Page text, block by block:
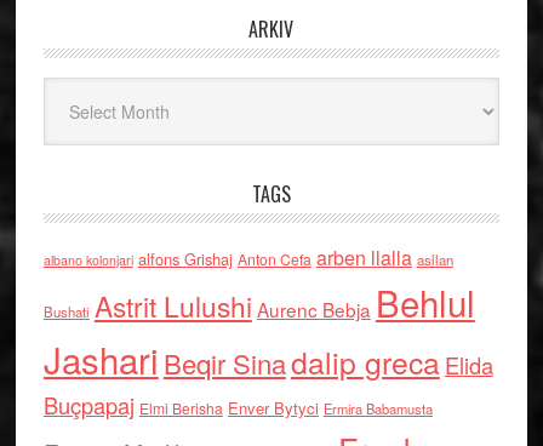
ARKIV
TAGS
albano kolonjari alfons Grishaj Anton Cefa arben llalla asllan
Bushati Astrit Lulushi Aurenc Bebja Behlul
Jashari Beqir Sinadalip grecaElida
Buçpapaj Elmi Berisha Enver Bytyci Ermira Babamusta